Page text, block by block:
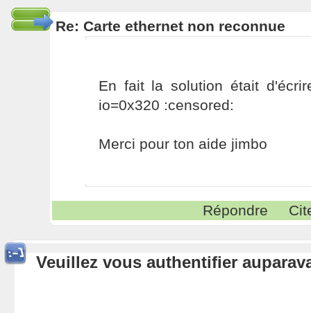
Re: Carte ethernet non reconnue
En fait la solution était
io=0x320 :censored:
Merci pour ton aide jimbo
Répondre
Veuillez vous authentifier